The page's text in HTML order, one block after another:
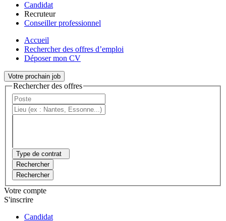
Candidat
Recruteur
Conseiller professionnel
Accueil
Rechercher des offres d’emploi
Déposer mon CV
Votre prochain job
Rechercher des offres
Type de contrat
Rechercher
Rechercher
Votre compte
S'inscrire
Candidat